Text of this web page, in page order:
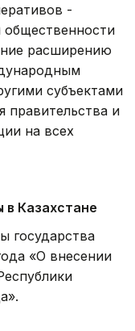
-
расширению
субъектами
правительства и
на всех
Казахстане
государства
«О внесении